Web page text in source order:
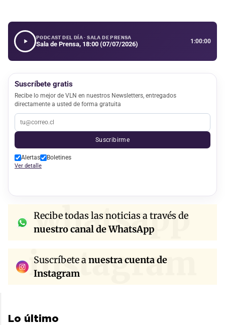
PODCAST DEL DÍA · SALA DE PRENSA
Sala de Prensa, 18:00 (07/07/2026) 1:00:00
Suscríbete gratis
Recibe lo mejor de VLN en nuestros Newsletters, entregados
directamente a usted de forma gratuita
Suscribirme
Alertas Boletines
Ver detalle
whatsapp
Recibe todas las noticias a través de
nuestro canal de WhatsApp
instagram
Suscríbete anuestra cuenta de
Instagram
Lo último